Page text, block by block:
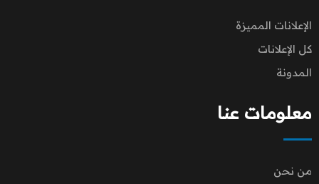
الإعلانات المميزة
كل الإعلانات
المدونة
معلومات عنا
من نحن